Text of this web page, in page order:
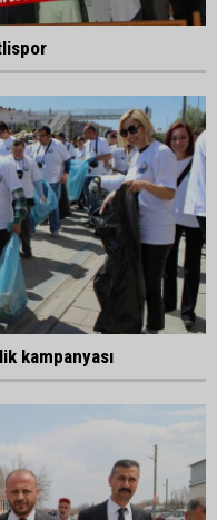
kampanyası